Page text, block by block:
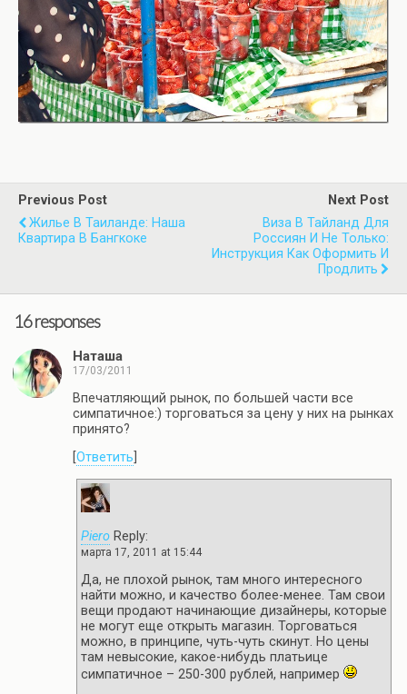
Previous Post
Жилье В Таиланде: Наша
Квартира В Бангкоке
Next Post
Виза В Тайланд Для
Россиян И Не Только:
Инструкция Как Оформить И
Продлить
16 responses
Наташа
17/03/2011
Впечатляющий рынок, по большей части все
симпатичное:) торговаться за цену у них на рынках
принято?
Ответить
Piero Reply:
марта 17, 2011 at 15:44
Да, не плохой рынок, там много интересного
найти можно, и качество более-менее. Там свои
вещи продают начинающие дизайнеры, которые
не могут еще открыть магазин. Торговаться
можно, в принципе, чуть-чуть скинут. Но цены
там невысокие, какое-нибудь платьице
симпатичное – 250-300 рублей, например